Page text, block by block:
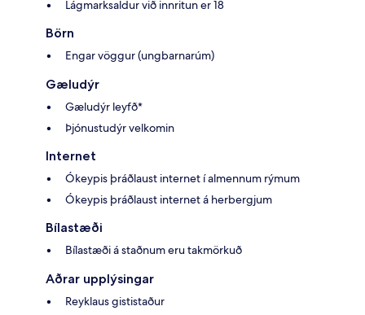
Lágmarksaldur við innritun er 18
Börn
Engar vöggur (ungbarnarúm)
Gæludýr
Gæludýr leyfð*
Þjónustudýr velkomin
Internet
Ókeypis þráðlaust internet í almennum rýmum
Ókeypis þráðlaust internet á herbergjum
Bílastæði
Bílastæði á staðnum eru takmörkuð
Aðrar upplýsingar
Reyklaus gististaður